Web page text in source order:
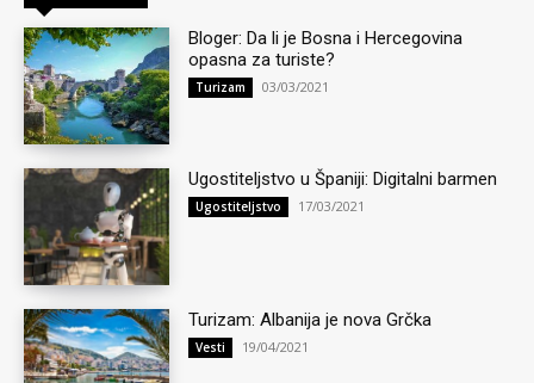
Bloger: Da li je Bosna i Hercegovina
opasna za turiste?
Turizam 03/03/2021
Ugostiteljstvo u Španiji: Digitalni barmen
Ugostiteljstvo 17/03/2021
Turizam: Albanija je nova Grčka
Vesti 19/04/2021